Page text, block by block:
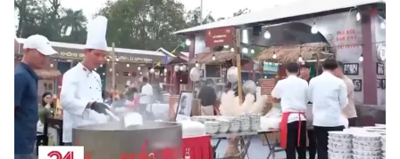
Thế giới
Tin tức
Thế giới đó đây
Câu chuyện quốc tế
Kinh tế
Tài chính
Thị trường
Dữ liệu và đời sống